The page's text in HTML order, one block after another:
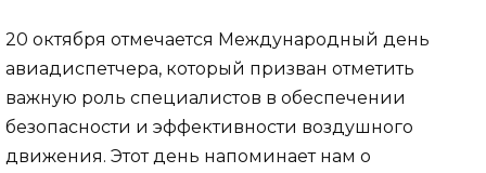
20 октября отмечается Международный день
авиадиспетчера, который призван отметить
важную роль специалистов в обеспечении
безопасности и эффективности воздушного
движения. Этот день напоминает нам о